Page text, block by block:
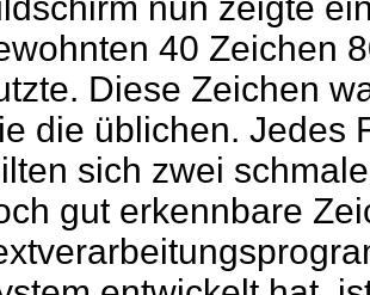
40 Zeichen
Diese Zeichen
die üblichen. Jedes
sich zwei
gut erkennbare